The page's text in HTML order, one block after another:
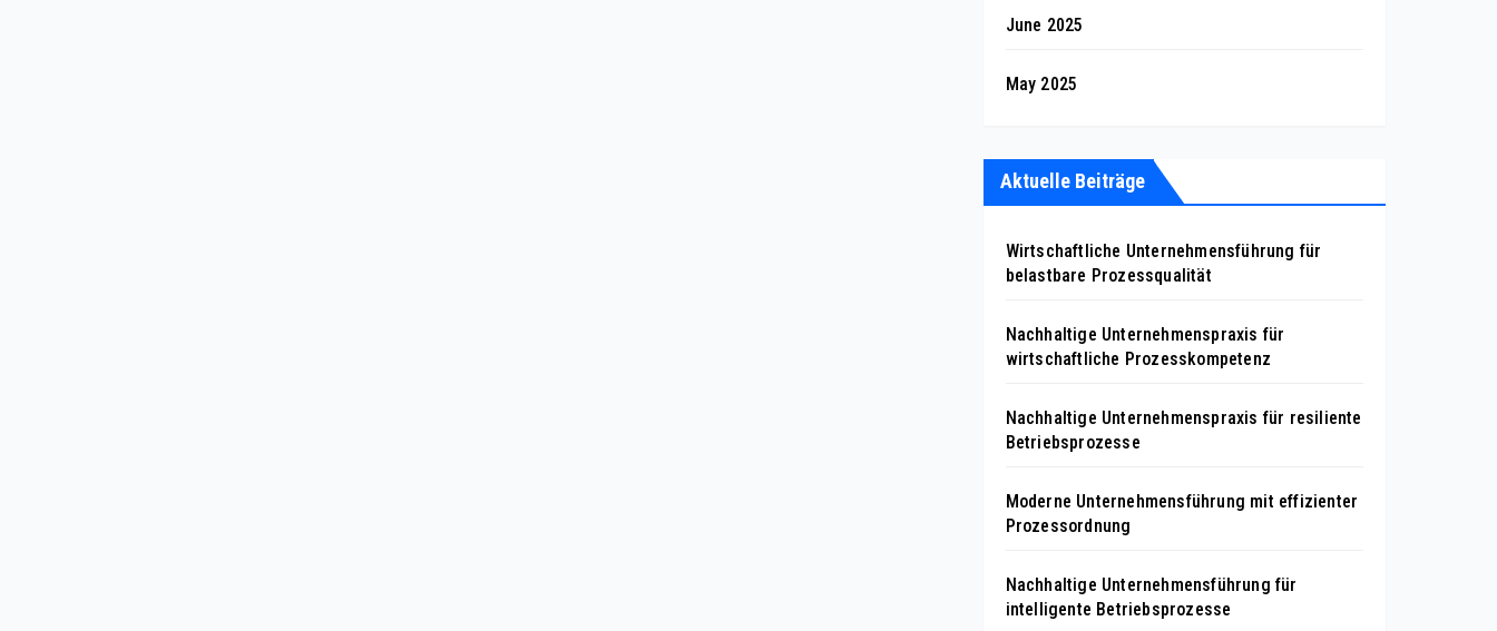
June 2025
May 2025
Aktuelle Beiträge
Wirtschaftliche Unternehmensführung für
belastbare Prozessqualität
Nachhaltige Unternehmenspraxis für
wirtschaftliche Prozesskompetenz
Nachhaltige Unternehmenspraxis für resiliente
Betriebsprozesse
Moderne Unternehmensführung mit effizienter
Prozessordnung
Nachhaltige Unternehmensführung für
intelligente Betriebsprozesse